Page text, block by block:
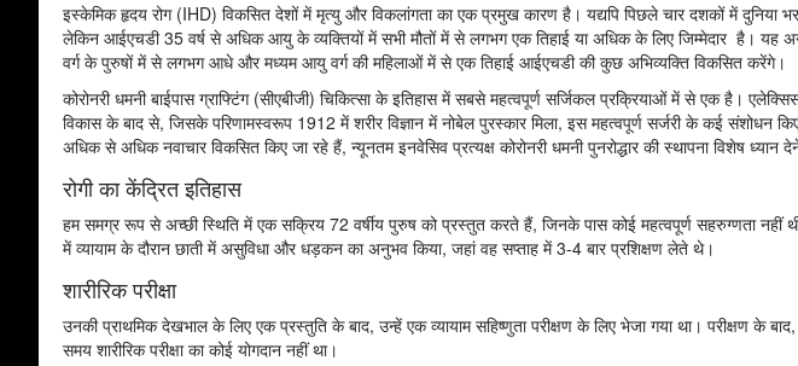
इस्केमिक हृदय रोग (IHD) विकसित देशों में मृत्यु और विकलांगता का एक प्रमुख कारण है। यद्यपि पिछले चार दशकों में दुनिया भर
लेकिन आईएचडी 35 वर्ष से अधिक आयु के व्यक्तियों में सभी मौतों में से लगभग एक तिहाई या अधिक के लिए जिम्मेदार है। यह
वर्ग के पुरुषों में से लगभग आधे और मध्यम आयु वर्ग की महिलाओं में से एक तिहाई आईएचडी की कुछ अभिव्यक्ति विकसित करेंगे।
कोरोनरी धमनी बाईपास ग्राफ्टिंग (सीएबीजी) चिकित्सा के इतिहास में सबसे महत्वपूर्ण सर्जिकल प्रक्रियाओं में से एक है।
विकास के बाद से, जिसके परिणामस्वरूप 1912 में शरीर विज्ञान में नोबेल पुरस्कार मिला, इस महत्वपूर्ण सर्जरी के कई संशोधन
अधिक से अधिक नवाचार विकसित किए जा रहे हैं, न्यूनतम इनवेसिव प्रत्यक्ष कोरोनरी धमनी पुनरोद्धार की स्थापना विशेष ध्यान
रोगी का केंद्रित इतिहास
हम समग्र रूप से अच्छी स्थिति में एक सक्रिय 72 वर्षीय पुरुष को प्रस्तुत करते हैं, जिनके पास कोई महत्वपूर्ण सहरुग्णता नहीं
में व्यायाम के दौरान छाती में असुविधा और धड़कन का अनुभव किया, जहां वह सप्ताह में 3-4 बार प्रशिक्षण लेते थे।
शारीरिक परीक्षा
उनकी प्राथमिक देखभाल के लिए एक प्रस्तुति के बाद, उन्हें एक व्यायाम सहिष्णुता परीक्षण के लिए भेजा गया था। परीक्षण के
समय शारीरिक परीक्षा का कोई योगदान नहीं था।